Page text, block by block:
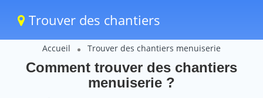
Trouver des chantiers
Accueil Trouver des chantiers menuiserie
Comment trouver des chantiers
menuiserie ?